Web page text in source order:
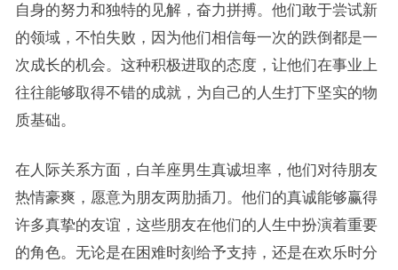
自身的努力和独特的见解，奋力拼搏。他们敢于尝试新
的领域，不怕失败，因为他们相信每一次的跌倒都是一
次成长的机会。这种积极进取的态度，让他们在事业上
往往能够取得不错的成就，为自己的人生打下坚实的物
质基础。
在人际关系方面，白羊座男生真诚坦率，他们对待朋友
热情豪爽，愿意为朋友两肋插刀。他们的真诚能够赢得
许多真挚的友谊，这些朋友在他们的人生中扮演着重要
的角色。无论是在困难时刻给予支持，还是在欢乐时分